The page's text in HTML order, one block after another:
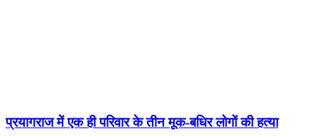
प्रयागराज में एक ही परिवार के तीन मूक-बधिर लोगों की हत्या